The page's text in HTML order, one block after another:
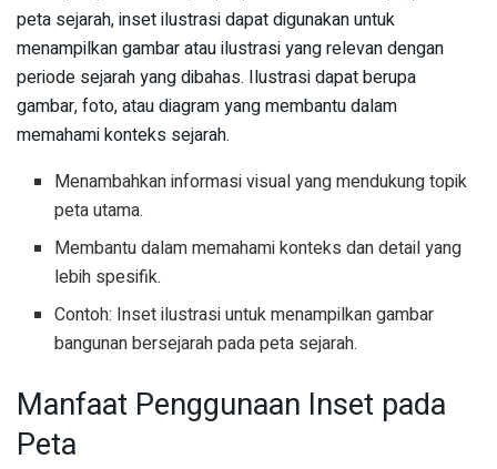
peta sejarah, inset ilustrasi dapat digunakan untuk
menampilkan gambar atau ilustrasi yang relevan dengan
periode sejarah yang dibahas. Ilustrasi dapat berupa
gambar, foto, atau diagram yang membantu dalam
memahami konteks sejarah.
Menambahkan informasi visual yang mendukung topik
peta utama.
Membantu dalam memahami konteks dan detail yang
lebih spesifik.
Contoh: Inset ilustrasi untuk menampilkan gambar
bangunan bersejarah pada peta sejarah.
Manfaat Penggunaan Inset pada
Peta